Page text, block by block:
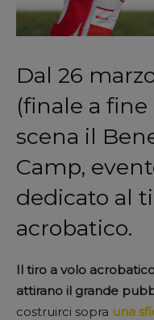
Dal 26
(finale a fine
scena il
Camp,
dedicato al
acrobatico.
Il tiro a volo
attirano il grande
costruirci sopra una